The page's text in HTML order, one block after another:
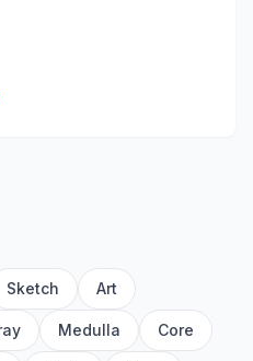
Sketch Art
Medulla Core